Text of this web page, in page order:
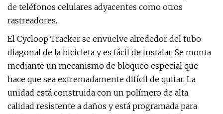
de teléfonos celulares adyacentes como otros
rastreadores.
El Cycloop Tracker se envuelve alrededor del tubo
diagonal de la bicicleta y es fácil de instalar. Se monta
mediante un mecanismo de bloqueo especial que
hace que sea extremadamente difícil de quitar. La
unidad está construida con un polímero de alta
calidad resistente a daños y está programada para